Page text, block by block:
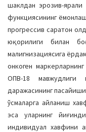
шаклдан эрозив-
функциясининг
прогрессив саратон
юқорилиги билан
малигнизациясига
онкоген
ОПВ-18 мавжудлиги
даражасининг
ўсмаларга айланиш
эса уларнинг
индивидуал хавфини